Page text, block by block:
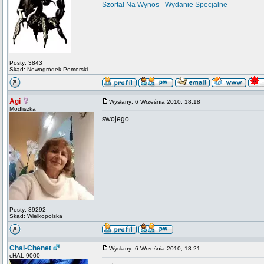
Posty: 3843
Skąd: Nowogródek Pomorski
Szortal Na Wynos - Wydanie Specjalne
Agi
Modliszka
Posty: 39292
Skąd: Wielkopolska
Wysłany: 6 Września 2010, 18:18
swojego
Chal-Chenet
cHAL 9000
Wysłany: 6 Września 2010, 18:21